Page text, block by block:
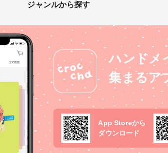
ジャンルから探す
ハンドメ
集まるア
App Storeから
ダウンロード